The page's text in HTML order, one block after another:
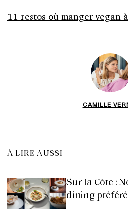
11 restos où manger vegan
CAMILLE
À LIRE AUSSI
Sur la Côte :
dining